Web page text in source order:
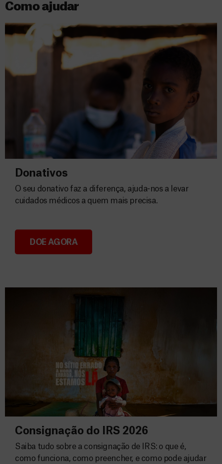
Como ajudar
Donativos
Donativos
O seu donativo faz a diferença, ajuda-nos a levar
cuidados médicos a quem mais precisa.
DOE AGORA
Consignação do IRS 2026
Saiba tudo sobre a consignação de IRS: o que é,
como funciona, como preencher, e como pode ajudar